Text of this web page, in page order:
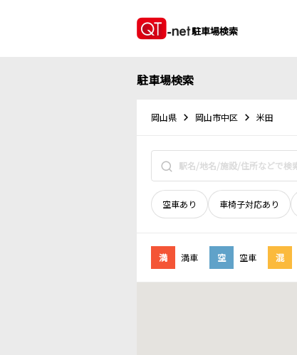
駐車場検索
駐車場検索
岡山県 岡山市中区 米田
空車あり 車椅子対応あり
満 満車 空 空車 混